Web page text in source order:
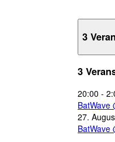
3
3
20:00 -
BatWave
27.
BatWave